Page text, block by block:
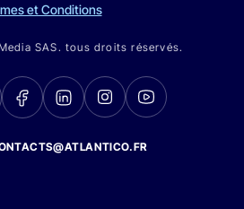
et Conditions
SAS. tous droits réservés.